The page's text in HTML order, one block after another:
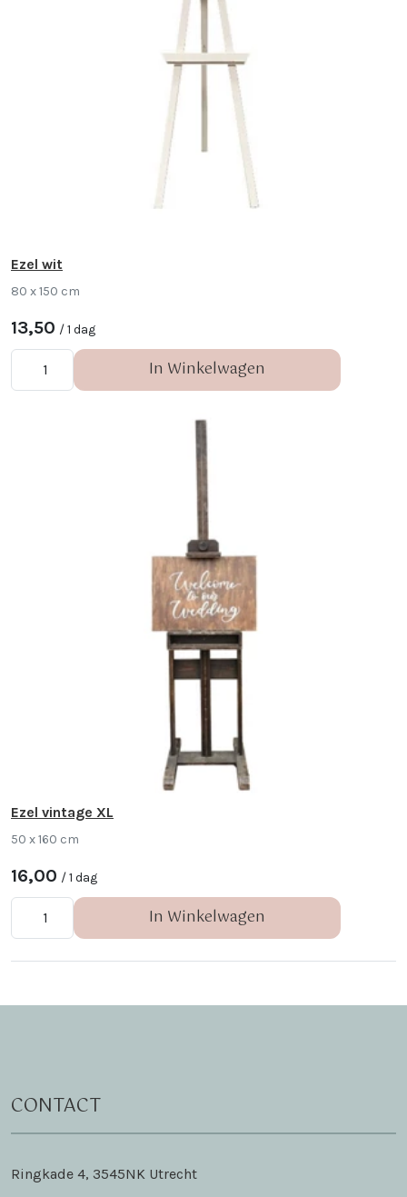
Ezel wit
80 x 150 cm
13,50 / 1 dag
In Winkelwagen
Ezel vintage XL
50 x 160 cm
16,00 / 1 dag
In Winkelwagen
CONTACT
Ringkade 4, 3545NK Utrecht